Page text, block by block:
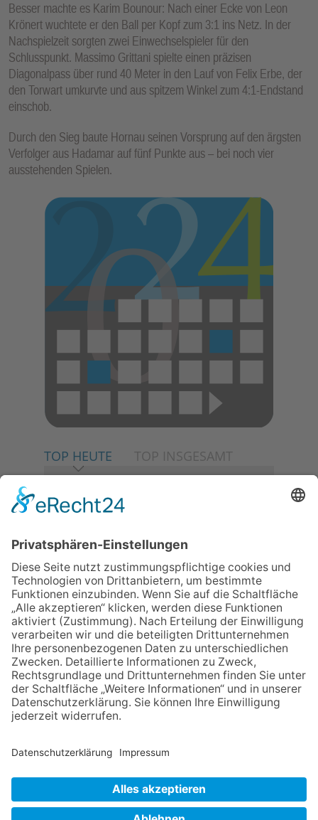
Besser machte es Karim Bounour: Nach einer Ecke von Leon
Krönert wuchtete er den Ball per Kopf zum 3:1 ins Netz. In der
Nachspielzeit sorgten zwei Einwechselspieler für den
Schlusspunkt. Massimo Grittani spielte einen präzisen
Diagonalpass über rund 40 Meter in den Lauf von Felix Erbe, der
den Torwart umkurvte und aus spitzem Winkel zum 4:1-Endstand
einschob.
Durch den Sieg baute Hornau seinen Vorsprung auf den ärgsten
Verfolger aus Hadamar auf fünf Punkte aus – bei noch vier
ausstehenden Spielen.
TOP HEUTE TOP INSGESAMT
06.08.2026
Baustellenführung führt auch in
die Zukunft der Stadt
Königstein
06.08.2026
Klinikforum zum Thema
Karpaltunnelsyndrom
06.08.2026
Gewinnspiel zum Start ins
Schuljahr
06.08.2026
„Rock auf der Burg“ lässt
Königstein beben
NACH OBEN
Datenschutz Netiquette FAQ